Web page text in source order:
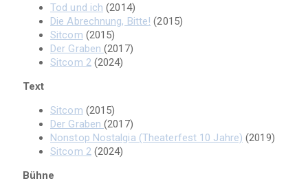
Tod und ich (2014)
Die Abrechnung, Bitte! (2015)
Sitcom (2015)
Der Graben(2017)
Sitcom 2(2024)
Text
Sitcom (2015)
Der Graben(2017)
Nonstop Nostalgia (Theaterfest 10 Jahre) (2019)
Sitcom 2(2024)
Bühne